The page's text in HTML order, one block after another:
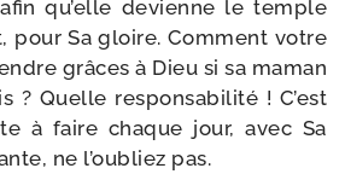
qu’elle devienne le temple
pour Sa gloire. Comment votre
grâces à Dieu si sa maman
? Quelle res­pon­sa­bi­li­té ! C’est
à faire chaque jour, avec Sa
ne l’ou­bliez pas.